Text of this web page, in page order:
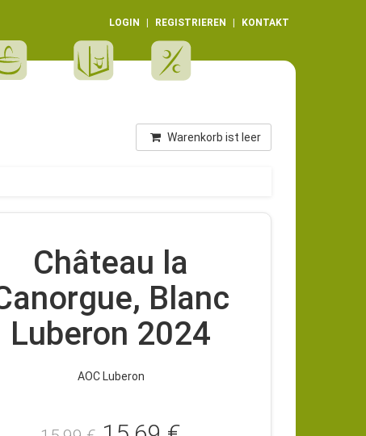
LOGIN REGISTRIEREN KONTAKT
Warenkorb ist leer
Château la
Blanc
Luberon 2024
AOC Luberon